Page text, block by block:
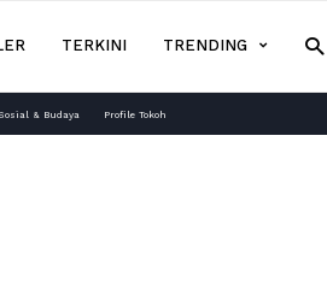
TERKINI TRENDING
Sosial & Budaya Profile Tokoh